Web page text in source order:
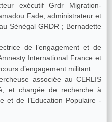
exécutif Grdr Migration-
Fade, administrateur et
Sénégal GRDR ; Bernadette
de l’engagement et de
International France et
d’engagement militant
associée au CERLIS
et chargée de recherche à
et de l’Education Populaire -